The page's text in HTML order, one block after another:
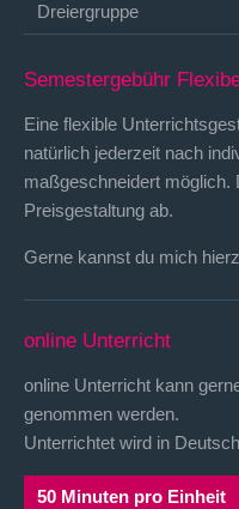
Dreiergruppe
Semestergebühr
Eine flexible
natürlich jederzeit nach
maßgeschneidert möglich.
Preisgestaltung ab.
Gerne kannst du mich
online Unterricht
online Unterricht kann
genommen werden.
Unterrichtet wird in
50 Minuten pro Einheit